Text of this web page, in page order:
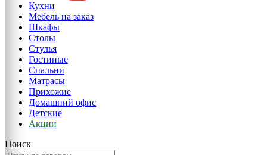
Кухни
Мебель на заказ
Шкафы
Столы
Стулья
Гостиные
Спальни
Матрасы
Прихожие
Домашний офис
Детские
Акции
Поиск